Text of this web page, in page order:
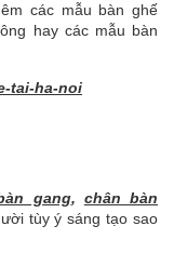
các mẫu bàn ghế
hay các mẫu bàn
tai-ha-noi
gang, chân bàn
tùy ý sáng tạo sao